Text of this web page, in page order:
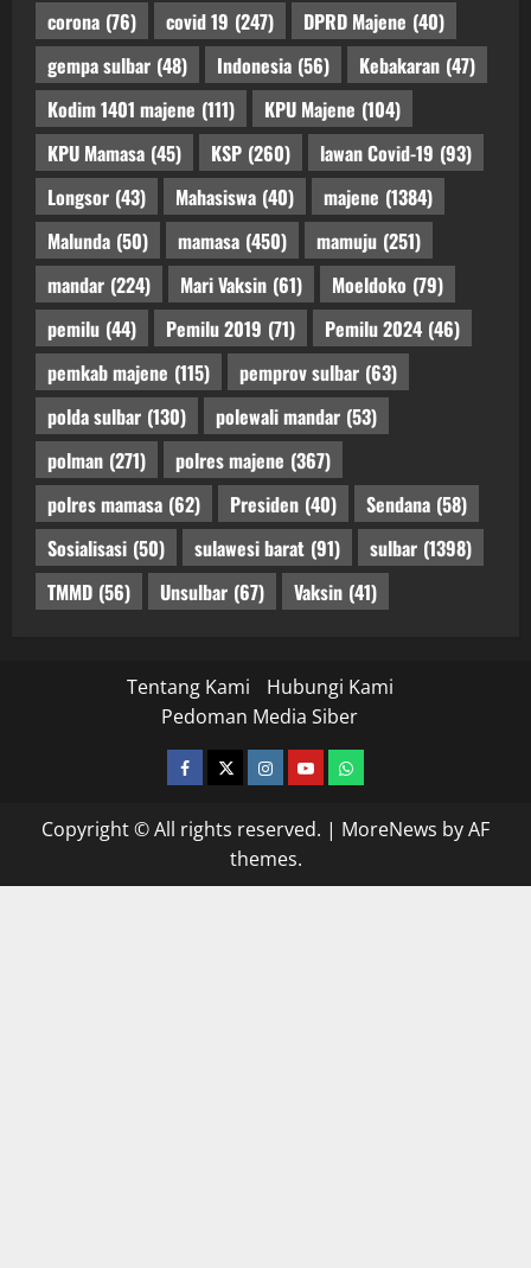
corona (76) covid 19 (247) DPRD Majene (40)
gempa sulbar (48) Indonesia (56) Kebakaran (47)
Kodim 1401 majene (111) KPU Majene (104)
KPU Mamasa (45) KSP (260) lawan Covid-19 (93)
Longsor (43) Mahasiswa (40) majene (1384)
Malunda (50) mamasa (450) mamuju (251)
mandar (224) Mari Vaksin (61) Moeldoko (79)
pemilu (44) Pemilu 2019 (71) Pemilu 2024 (46)
pemkab majene (115) pemprov sulbar (63)
polda sulbar (130) polewali mandar (53)
polman (271) polres majene (367)
polres mamasa (62) Presiden (40) Sendana (58)
Sosialisasi (50) sulawesi barat (91) sulbar (1398)
TMMD (56) Unsulbar (67) Vaksin (41)
Tentang Kami
Hubungi Kami
Pedoman Media Siber
facebooktwitterinstagram.com
youtubewhatsapp
Copyright © All rights reserved. | MoreNews by AF
themes.